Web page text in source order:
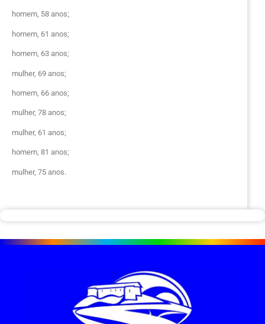
homem, 58 anos;
homem, 61 anos;
homem, 63 anos;
mulher, 69 anos;
homem, 66 anos;
mulher, 78 anos;
mulher, 61 anos;
homem, 81 anos;
mulher, 75 anos.